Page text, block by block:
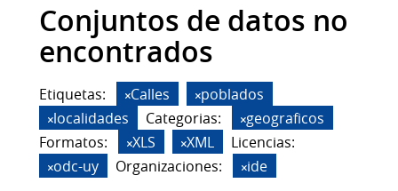
Conjuntos de datos no
encontrados
Etiquetas: Calles
poblados
localidades
Categorias:
geograficos
Formatos:
XLS XML
Licencias:
odc-uy
Organizaciones: ide